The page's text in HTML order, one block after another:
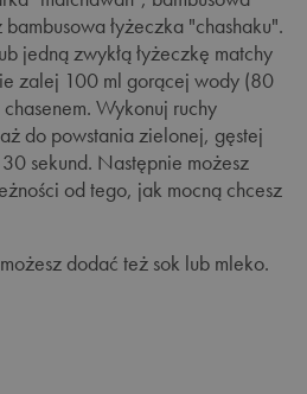
Tencha jest mielona
z granitu, które
w proszek, którego pojedyncze
mikronów. By utrzymać wysoki
zapakowana Matcha jest
wyłącznie drogą lotniczą,
podczas transportu.
łyżeczka "chashaku".
jedną zwykłą łyżeczkę matchy
zalej 100 ml gorącej wody (80
Wykonuj ruchy
do powstania zielonej, gęstej
sekund. Następnie możesz
od tego, jak mocną chcesz
dodać też sok lub mleko.